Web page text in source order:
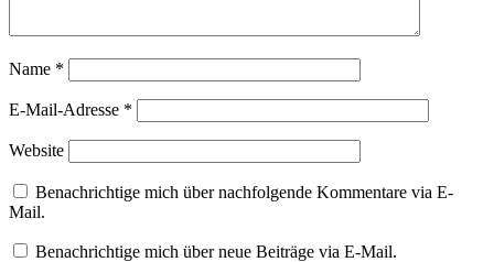
Name *
E-Mail-Adresse *
Website
Benachrichtige mich über nachfolgende Kommentare via E-
Mail.
Benachrichtige mich über neue Beiträge via E-Mail.